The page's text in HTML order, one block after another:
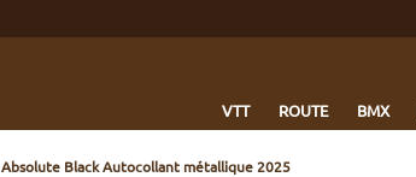
VTT ROUTE BMX
Absolute Black Autocollant métallique 2025